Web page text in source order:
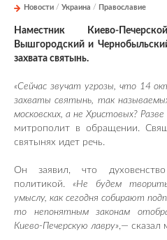
Новости / Украина / Православие
Наместник Киево-
Вышгородский и
захвата святынь.
«Сейчас звучат угрозы, что 14
захваты святынь, так
московских, а не Христовых? Разве
митрополит в обращении.
святынях идет речь.
Он заявил, что
политикой.«Не будем
умыслу, как сегодня собирают
то непонятным законам
Киево-Печерскую лавру» ,— сказал